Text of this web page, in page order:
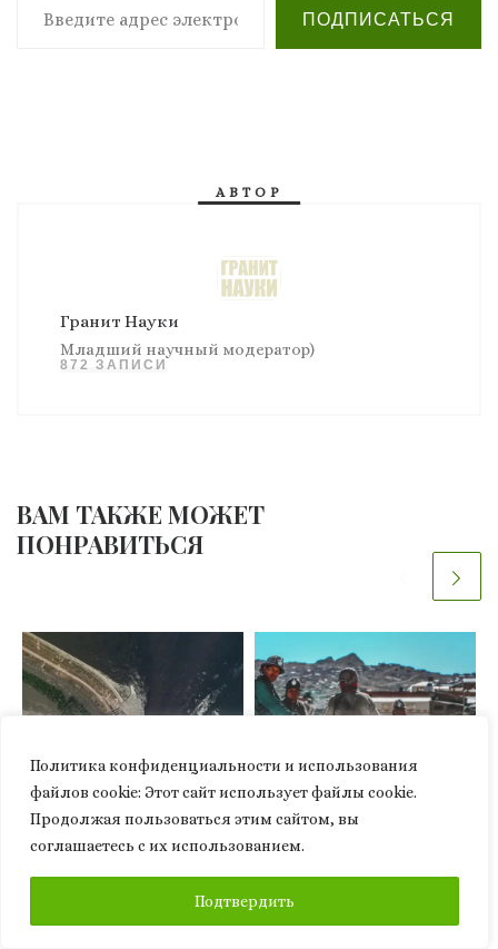
Политика конфиденциальности и использования
файлов сookie: Этот сайт использует файлы cookie.
Продолжая пользоваться этим сайтом, вы
соглашаетесь с их использованием.
Подтвердить
ПОДПИСАТЬСЯ
АВТОР
Гранит Науки
Младший научный модератор)
872 ЗАПИСИ
ВАМ ТАКЖЕ МОЖЕТ
ПОНРАВИТЬСЯ
Что говорят ученые о
Как ученые могут